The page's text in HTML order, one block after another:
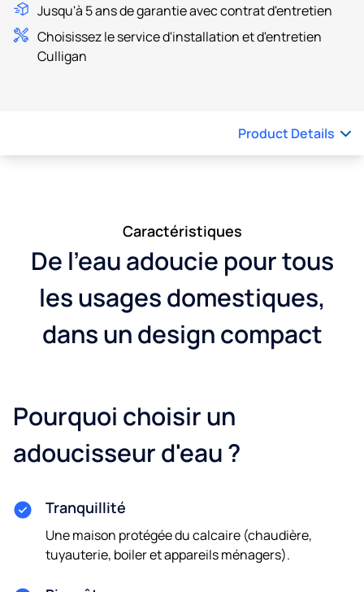
Jusqu'à 5 ans de garantie avec contrat d'entretien
Choisissez le service d'installation et d'entretien
Culligan
Product Details
Caractéristiques
De l'eau adoucie pour tous
les usages domestiques,
dans un design compact
Pourquoi choisir un
adoucisseur d'eau ?
Tranquillité
Une maison protégée du calcaire (chaudière,
tuyauterie, boiler et appareils ménagers).